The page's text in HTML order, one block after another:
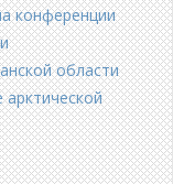
конференции
области
арктической